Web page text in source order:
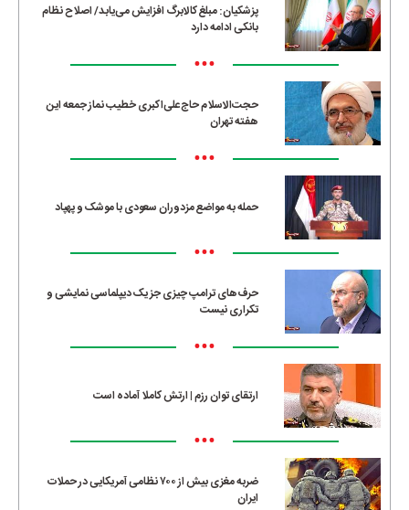
پزشکیان: مبلغ کالابرگ افزایش می‌یابد/ اصلاح نظام
بانکی ادامه دارد
•••
حجت‌الاسلام حاج‌علی‌اکبری خطیب نماز جمعه این
هفته تهران
•••
حمله به مواضع مزدوران سعودی با موشک و پهپاد
•••
حرف‌های ترامپ چیزی جز یک دیپلماسی نمایشی و
تکراری نیست
•••
ارتقای توان رزم | ارتش کاملا آماده است
•••
ضربه مغزی بیش از ۷۰۰ نظامی آمریکایی در حملات
ایران